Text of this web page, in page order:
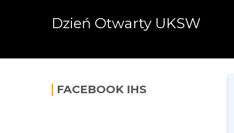
Dzień Otwarty UKSW
FACEBOOK IHS